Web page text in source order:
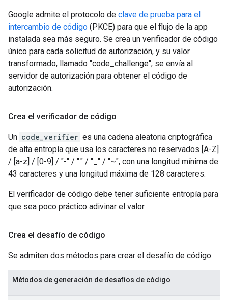
Google admite el protocolo de clave de prueba para el
intercambio de código (PKCE) para que el flujo de la app
instalada sea más seguro. Se crea un verificador de código
único para cada solicitud de autorización, y su valor
transformado, llamado "code_challenge", se envía al
servidor de autorización para obtener el código de
autorización.
Crea el verificador de código
Un code_verifier es una cadena aleatoria criptográfica
de alta entropía que usa los caracteres no reservados [A-Z]
/ [a-z] / [0-9] / "-" / "." / "_" / "~", con una longitud mínima de
43 caracteres y una longitud máxima de 128 caracteres.
El verificador de código debe tener suficiente entropía para
que sea poco práctico adivinar el valor.
Crea el desafío de código
Se admiten dos métodos para crear el desafío de código.
Métodos de generación de desafíos de código